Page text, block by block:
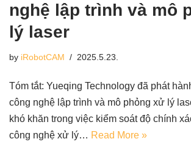
nghệ lập trình và mô
lý laser
by iRobotCAM 2025.5.23.
Tóm tắt: Yueqing Technology đã phát
công nghệ lập trình và mô phỏng xử lý
khó khăn trong việc kiểm soát độ chính
công nghệ xử lý… Read More »